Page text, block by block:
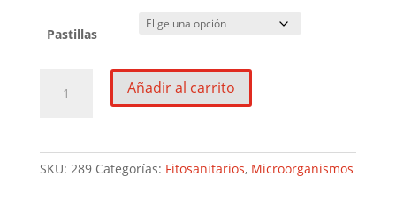
desde
0,50€
120,00€
Pastillas
Añadir al carrito
SKU: 289 Categorías: Fitosanitarios, Microorganismos